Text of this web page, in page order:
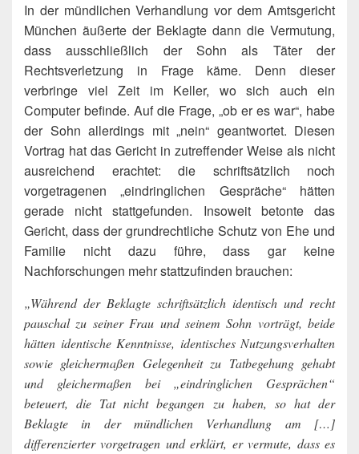
In der mündlichen Verhandlung vor dem Amtsgericht
München äußerte der Beklagte dann die Vermutung,
dass ausschließlich der Sohn als Täter der
Rechtsverletzung in Frage käme. Denn dieser
verbringe viel Zeit im Keller, wo sich auch ein
Computer befinde. Auf die Frage, „ob er es war“, habe
der Sohn allerdings mit „nein“ geantwortet. Diesen
Vortrag hat das Gericht in zutreffender Weise als nicht
ausreichend erachtet: die schriftsätzlich noch
vorgetragenen „eindringlichen Gespräche“ hätten
gerade nicht stattgefunden. Insoweit betonte das
Gericht, dass der grundrechtliche Schutz von Ehe und
Familie nicht dazu führe, dass gar keine
Nachforschungen mehr stattzufinden brauchen:
„Während der Beklagte schriftsätzlich identisch und recht
pauschal zu seiner Frau und seinem Sohn vorträgt, beide
hätten identische Kenntnisse, identisches Nutzungsverhalten
sowie gleichermaßen Gelegenheit zu Tatbegehung gehabt
und gleichermaßen bei „eindringlichen Gesprächen“
beteuert, die Tat nicht begangen zu haben, so hat der
Beklagte in der mündlichen Verhandlung am […]
differenzierter vorgetragen und erklärt, er vermute, dass es